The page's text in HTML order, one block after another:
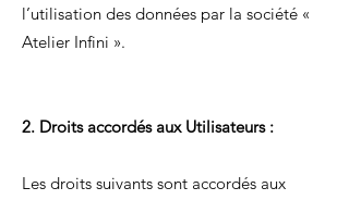
l’utilisation des données par la société «
Atelier Infini ».
2. Droits accordés aux Utilisateurs :
Les droits suivants sont accordés aux